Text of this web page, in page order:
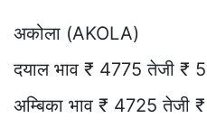
अकोला (AKOLA)
दयाल भाव ₹ 4775 तेजी ₹
अम्बिका भाव ₹ 4725 तेजी